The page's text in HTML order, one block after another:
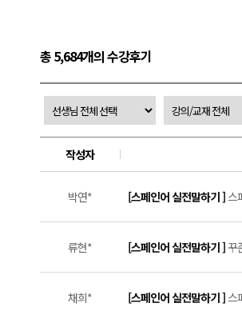
총 5,684개의 수강후기
작성자
박연* [스페인어 실전말하기 ]스
류현* [스페인어 실전말하기 ]꾸
채희* [스페인어 실전말하기 ]스